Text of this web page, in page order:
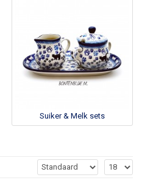
Suiker & Melk sets